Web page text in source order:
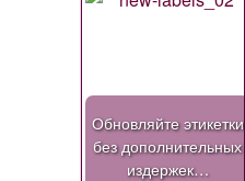
Обновляйте этикетки
без дополнительных
издержек…